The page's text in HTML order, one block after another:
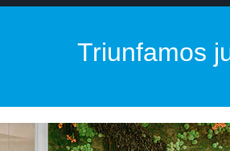
Triunfamos